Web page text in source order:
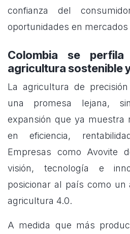
confianza del
oportunidades en
Colombia se
agricultura sostenible
La agricultura de
una promesa lejana,
expansión que ya muestra
en eficiencia,
Empresas como Avovite
visión, tecnología e
posicionar al país como un
agricultura 4.0.
A medida que más